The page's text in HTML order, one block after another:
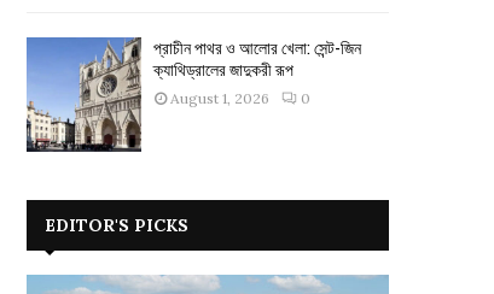
প্রাচীন পাথর ও আলোর খেলা: সেন্ট-জিন
ক্যাথিড্রালের জাদুকরী রূপ
August 1, 2026 0
EDITOR'S PICKS